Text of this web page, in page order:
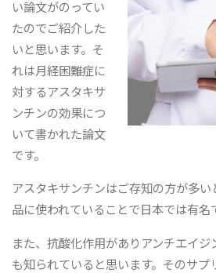
い論文がのってい
たのでご紹介した
いと思います。そ
れは月経困難症に
対するアスタキサ
ンチンの効果につ
いて書かれた論文
です。
アスタキサンチンはご存知の方が多
品に使われていることで日本では有名
また、抗酸化作用がありアンチエイ
も知られていると思います。そのサプ